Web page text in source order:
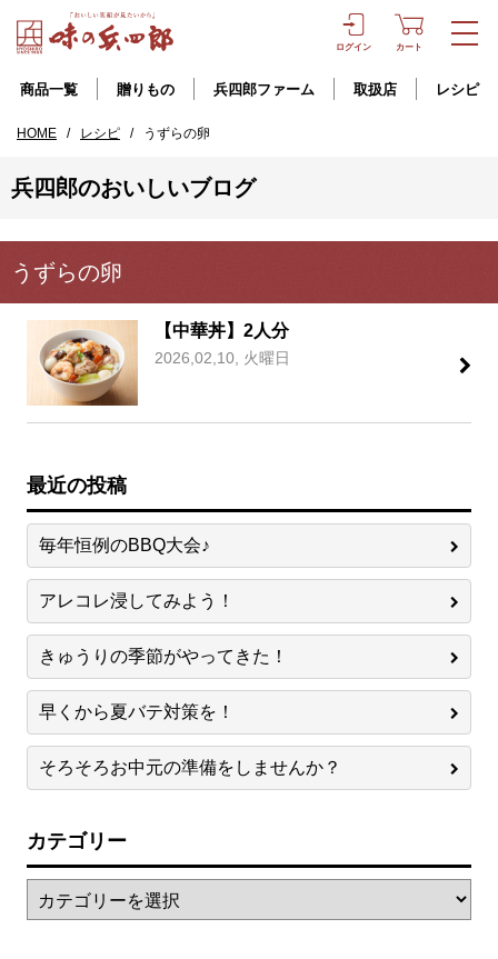
ログイン カート
商品一覧 贈りもの 兵四郎ファーム 取扱店 レシピ
HOME / レシピ / うずらの卵
兵四郎のおいしいブログ
うずらの卵
【中華丼】2人分
2026,02,10, 火曜日
最近の投稿
毎年恒例のBBQ大会♪
アレコレ浸してみよう！
きゅうりの季節がやってきた！
早くから夏バテ対策を！
そろそろお中元の準備をしませんか？
カテゴリー